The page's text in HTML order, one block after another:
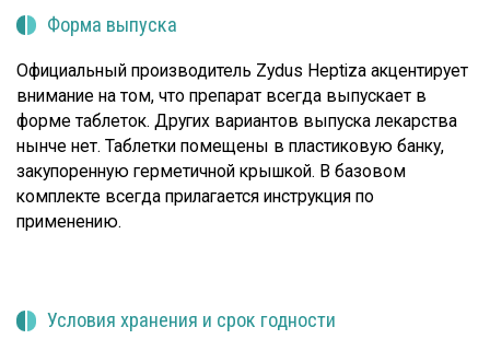
Форма выпуска
Официальный производитель Zydus Heptiza акцентирует
внимание на том, что препарат всегда выпускает в
форме таблеток. Других вариантов выпуска лекарства
нынче нет. Таблетки помещены в пластиковую банку,
закупоренную герметичной крышкой. В базовом
комплекте всегда прилагается инструкция по
применению.
Условия хранения и срок годности